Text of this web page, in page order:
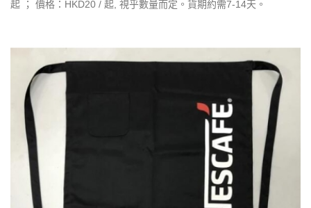
起 ； 價格：HKD20 / 起, 視乎數量而定。貨期約需7-14天。